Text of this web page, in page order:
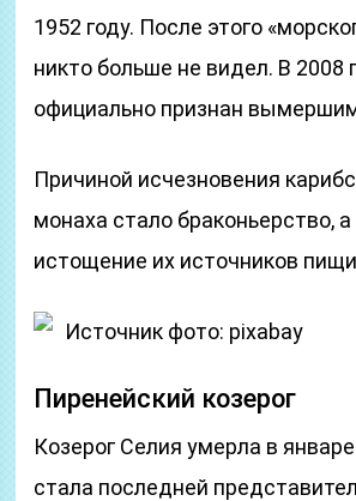
1952 году. После этого
никто больше не видел. В 2008
официально признан
Причиной исчезновения
монаха стало браконьерство,
истощение их источников
Источник фото: pixabay
Пиренейский козерог
Козерог Селия умерла в
стала последней